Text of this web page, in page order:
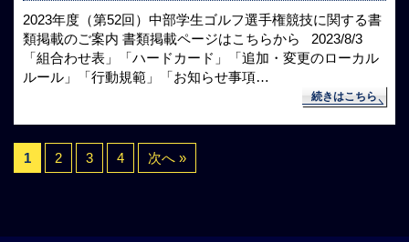
2023年度（第52回）中部学生ゴルフ選手権競技に関する書
類掲載のご案内 書類掲載ページはこちらから 2023/8/3
「組合わせ表」「ハードカード」「追加・変更のローカル
ルール」「行動規範」「お知らせ事項…
続きはこちら
1 2 3 4 次へ »